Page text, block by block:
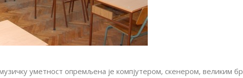
уметност опремљена је компјутером, скенером, великим